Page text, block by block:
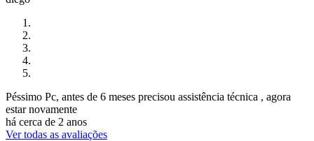
Péssimo Pc, antes de 6 meses precisou assistência técnica , agora
estar novamente
há cerca de 2 anos
Ver todas as avaliações